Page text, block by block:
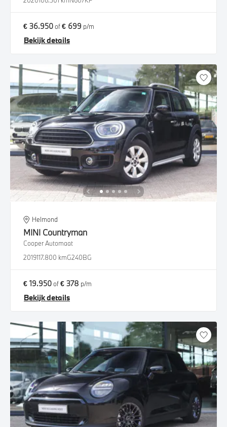
€ 36.950of€ 699 p/m
Bekijk details
Helmond
MINI Countryman
Cooper Automaat
2019117.800 kmG240BG
€ 19.950of€ 378 p/m
Bekijk details